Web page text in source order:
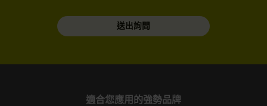
送出詢問
適合您應用的強勢品牌